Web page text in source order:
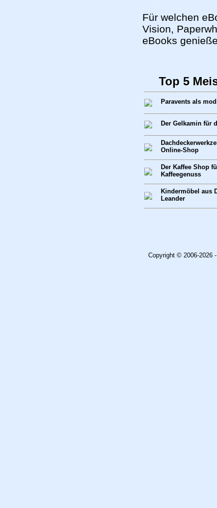
Für welchen
Vision,
eBooks
Top 5
Paravents als
Der Gelkamin für
Online-Shop
Der Kaffee Shop
Kaffeegenuss
Kindermöbel aus
Leander
Copyright © 2006-